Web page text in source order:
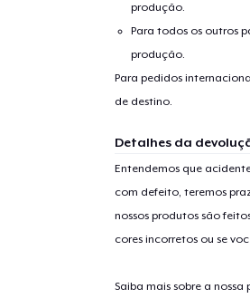
produção.
Para todos os outros
produção.
Para pedidos
de destino.
Detalhes da
Entendemos que
com defeito, teremos
nossos produtos são
cores incorretos ou se
Saiba mais sobre a